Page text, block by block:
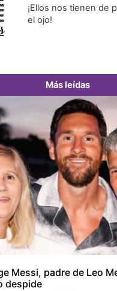
¡Ellos nos tienen de
el ojo!
Más leídas
Messi, padre de Leo
despide